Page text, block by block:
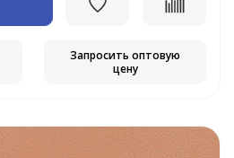
Запросить оптовую
цену